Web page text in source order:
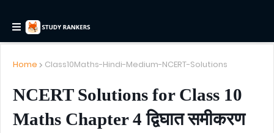
Home Class10Maths-Hindi-Medium-NCERT-Solutions
NCERT Solutions for Class 10
Maths Chapter 4 द्विघात समीकरण